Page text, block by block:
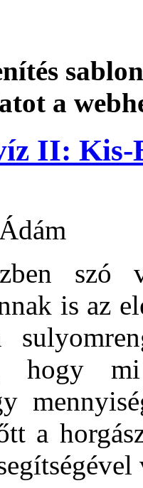
a
II: Kis-
is az
hogy
a